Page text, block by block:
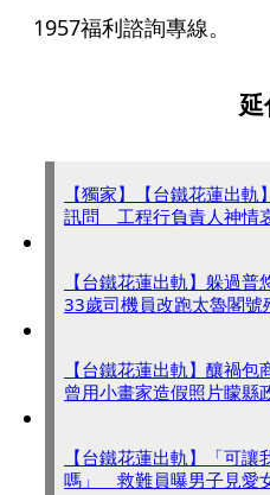
1957福利諮詢專線。
【獨家】【台鐵花蓮出軌
訊問 工程行負責人神情
【台鐵花蓮出軌】躲過
33歲司機員改跑太魯閣號
【台鐵花蓮出軌】釀禍
曾用小畫家造假照片矇縣
【台鐵花蓮出軌】「可讓
嗎」 救難員曝男子見愛